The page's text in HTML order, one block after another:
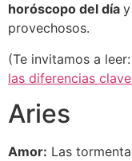
horóscopo del día
provechosos.
(Te invitamos a leer:
las diferencias
Aries
Amor: Las